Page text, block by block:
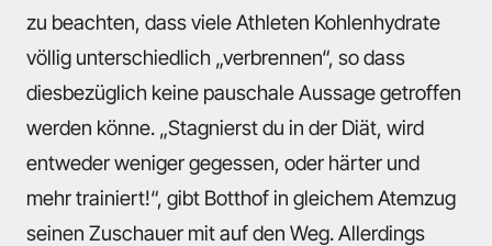
zu beachten, dass viele Athleten Kohlenhydrate
völlig unterschiedlich „verbrennen“, so dass
diesbezüglich keine pauschale Aussage getroffen
werden könne. „Stagnierst du in der Diät, wird
entweder weniger gegessen, oder härter und
mehr trainiert!“, gibt Botthof in gleichem Atemzug
seinen Zuschauer mit auf den Weg. Allerdings